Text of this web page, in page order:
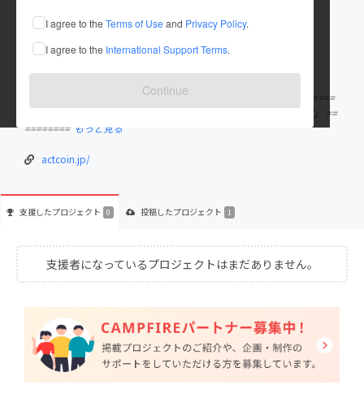
I agree to the Terms of Use and Privacy Policy.
I agree to the International Support Terms.
Continue
これまでに1件のプロジェクトを投稿しています
在住国：未設定
出身国：未設定
ソーシャルアクションカンパニー社が運用する「actcoin」です。 ====
======================= 「愛と勇気とお金の等価交換を実現」 ==
======== もっと見る
actcoin.jp/
支援したプロジェクト 0 投稿したプロジェクト 1
支援者になっているプロジェクトはまだありません。